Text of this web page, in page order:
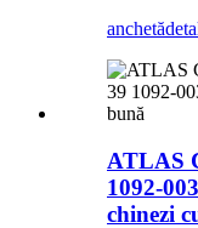
anchetă
ATLAS
1092-
chinezi